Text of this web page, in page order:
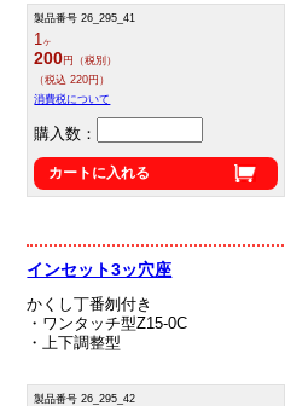
製品番号 26_295_41
1 ヶ
200円（税別）
（税込 220円）
消費税について
購入数：
カートに入れる
インセット3ッ穴座
かくし丁番刎付き
・ワンタッチ型Z15‐0C
・上下調整型
製品番号 26_295_42